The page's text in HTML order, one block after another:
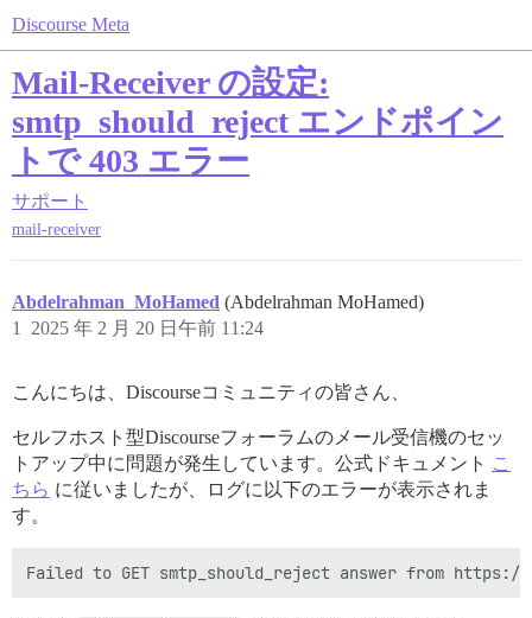
Discourse Meta
Mail-Receiver の設定:
smtp_should_reject エンドポイン
トで 403 エラー
サポート
mail-receiver
Abdelrahman_MoHamed (Abdelrahman MoHamed)
2025 年 2 月 20 日午前 11:24
1
こんにちは、Discourseコミュニティの皆さん、
セルフホスト型Discourseフォーラムのメール受信機のセッ
トアップ中に問題が発生しています。公式ドキュメント こ
ちら に従いましたが、ログに以下のエラーが表示されま
す。